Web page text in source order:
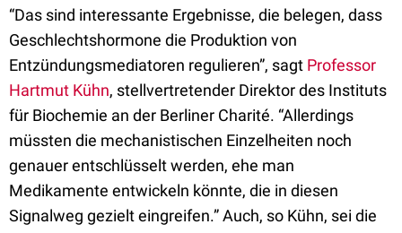
“Das sind interessante Ergebnisse, die belegen, dass
Geschlechtshormone die Produktion von
Entzündungsmediatoren regulieren”, sagt Professor
Hartmut Kühn, stellvertretender Direktor des Instituts
für Biochemie an der Berliner Charité. “Allerdings
müssten die mechanistischen Einzelheiten noch
genauer entschlüsselt werden, ehe man
Medikamente entwickeln könnte, die in diesen
Signalweg gezielt eingreifen.” Auch, so Kühn, sei die